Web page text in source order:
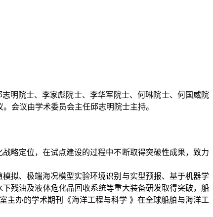
明院士、李家彪院士、李华军院士、何琳院士、何国威院
会议由学术委员会主任邱志明院士主持。
略定位，在试点建设的过程中不断取得突破性成果，致力
拟、极端海况模型实验环境识别与实型预报、基于机器学
残油及液体危化品回收系统等重大装备研发取得突破，船
主办的学术期刊《海洋工程与科学 》在全球船舶与海洋工